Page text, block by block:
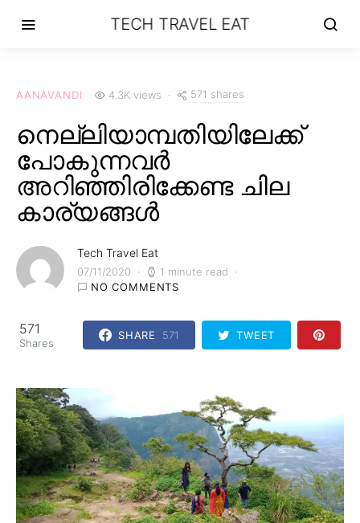
TECH TRAVEL EAT
AANAVANDI 4.3K views 571 shares
നെല്ലിയാമ്പതിയിലേക്ക്
പോകുന്നവർ
അറിഞ്ഞിരിക്കേണ്ട ചില
കാര്യങ്ങൾ
Tech Travel Eat
07/11/2020
1 minute read
NO COMMENTS
571
Shares
SHARE 571 TWEET